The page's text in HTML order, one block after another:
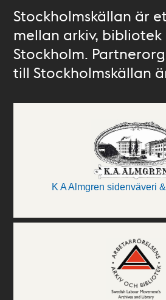
Stockholmskällan är
mellan arkiv, bibliotek
Stockholm.
till Stockholmskällan
K A Almgren sidenväveri